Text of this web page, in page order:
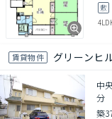
敷
賃貸物件 グリーンヒ
中
分
築